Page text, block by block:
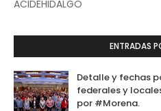
ACIDEHIDALGO
ENTRADAS
Detalle y fechas
federales y
por #Morena.